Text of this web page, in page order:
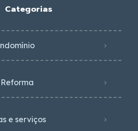
Categorias
e serviços